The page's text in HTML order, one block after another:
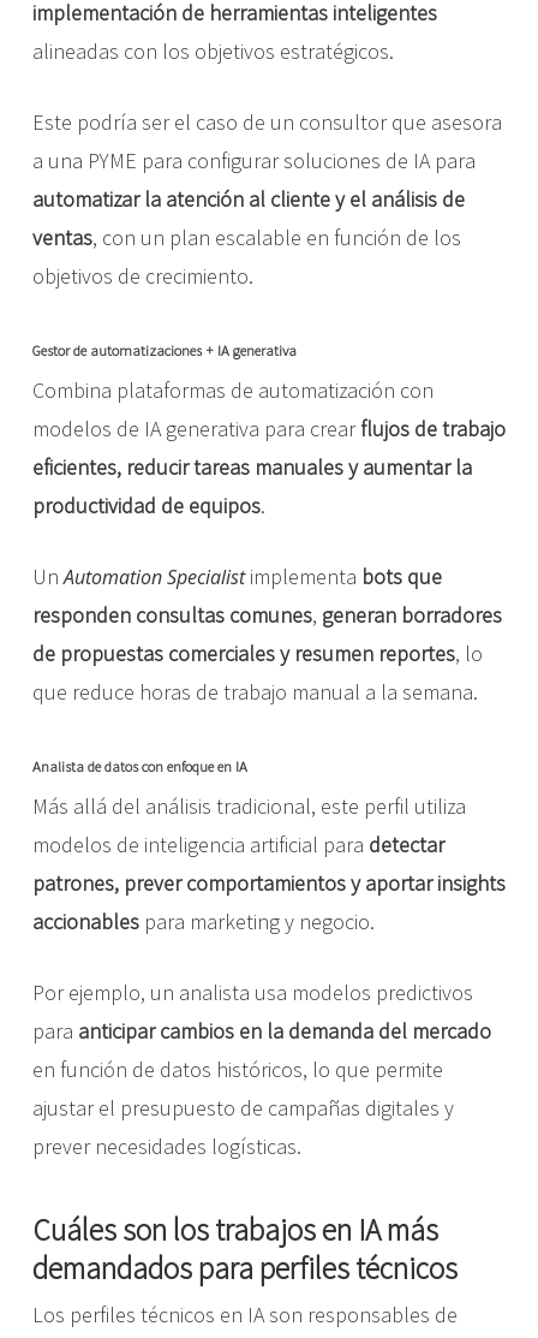
implementación de herramientas inteligentes
alineadas con los objetivos estratégicos.
Este podría ser el caso de un consultor que asesora
a una PYME para configurar soluciones de IA para
automatizar la atención al cliente y el análisis de
ventas, con un plan escalable en función de los
objetivos de crecimiento.
Gestor de automatizaciones + IA generativa
Combina plataformas de automatización con
modelos de IA generativa para crearflujos de trabajo
eficientes, reducir tareas manuales y aumentar la
productividad de equipos.
UnAutomation Specialistimplementa bots que
responden consultas comunes, generan borradores
de propuestas comerciales y resumen reportes, lo
que reduce horas de trabajo manual a la semana.
Analista de datos con enfoque en IA
Más allá del análisis tradicional, este perfil utiliza
modelos de inteligencia artificial para detectar
patrones, prever comportamientos y aportar insights
accionablespara marketing y negocio.
Por ejemplo, un analista usa modelos predictivos
para anticipar cambios en la demanda del mercado
en función de datos históricos, lo que permite
ajustar el presupuesto de campañas digitales y
prever necesidades logísticas.
Cuáles son los trabajos en IA más
demandados para perfiles técnicos
Los perfiles técnicos en IA son responsables de